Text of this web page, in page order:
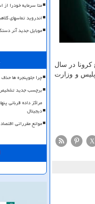
کرونا در سال
بتوانند اطلاعات دیگری را در صورت چرخش این اسناد سرقت نمایند. آنان در سال ۲۰۱۹ به پلیس و وزارت
X
متا سرمایه خودرا
اندروید تماسهای
موبایل جدید آنر
چرا جلوپنجره ها
برچسب جدید تشخیص
مراکز داده قربانی
دیجیتال
موانع مقرراتی